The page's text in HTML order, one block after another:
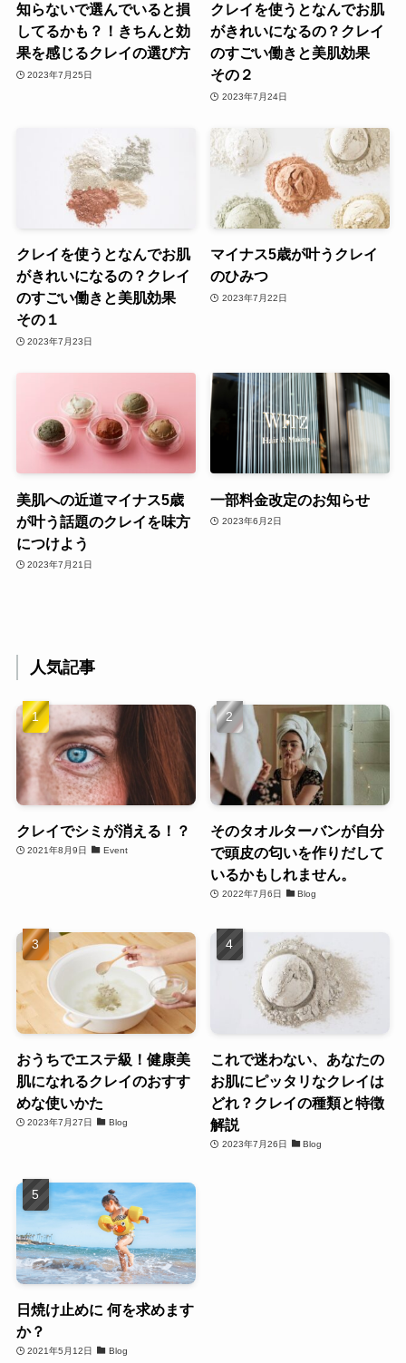
知らないで選んでいると損
してるかも？！きちんと効
果を感じるクレイの選び方
2023年7月25日
クレイを使うとなんでお肌
がきれいになるの？クレイ
のすごい働きと美肌効果
その２
2023年7月24日
クレイを使うとなんでお肌
がきれいになるの？クレイ
のすごい働きと美肌効果
その１
2023年7月23日
マイナス5歳が叶うクレイ
のひみつ
2023年7月22日
美肌への近道マイナス5歳
が叶う話題のクレイを味方
につけよう
2023年7月21日
一部料金改定のお知らせ
2023年6月2日
人気記事
クレイでシミが消える！？
2021年8月9日 Event
そのタオルターバンが自分
で頭皮の匂いを作りだして
いるかもしれません。
2022年7月6日 Blog
おうちでエステ級！健康美
肌になれるクレイのおすす
めな使いかた
2023年7月27日 Blog
これで迷わない、あなたの
お肌にピッタリなクレイは
どれ？クレイの種類と特徴
解説
2023年7月26日 Blog
日焼け止めに 何を求めます
か？
2021年5月12日 Blog